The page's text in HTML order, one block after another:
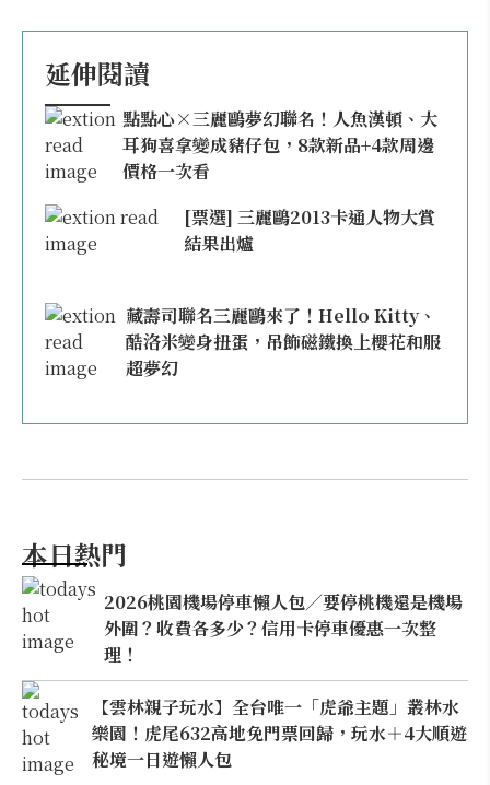
延伸閱讀
點點心×三麗鷗夢幻聯名！人魚漢頓、大
耳狗喜拿變成豬仔包，8款新品+4款周邊
價格一次看
[票選] 三麗鷗2013卡通人物大賞
結果出爐
藏壽司聯名三麗鷗來了！Hello Kitty、
酷洛米變身扭蛋，吊飾磁鐵換上櫻花和服
超夢幻
本日熱門
2026桃園機場停車懶人包／要停桃機還是機場
外圍？收費各多少？信用卡停車優惠一次整
理！
【雲林親子玩水】全台唯一「虎爺主題」叢林水
樂園！虎尾632高地免門票回歸，玩水＋4大順遊
秘境一日遊懶人包